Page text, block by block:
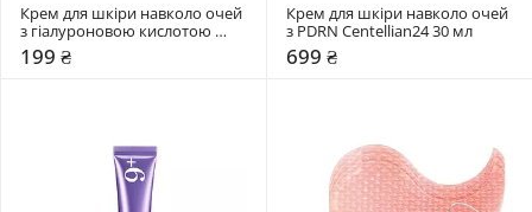
Крем для шкіри навколо очей
з гіалуроновою кислотою
Hidehere 25 мл
199 ₴
Крем для шкіри навколо очей
з PDRN Centellian24 30 мл
699 ₴